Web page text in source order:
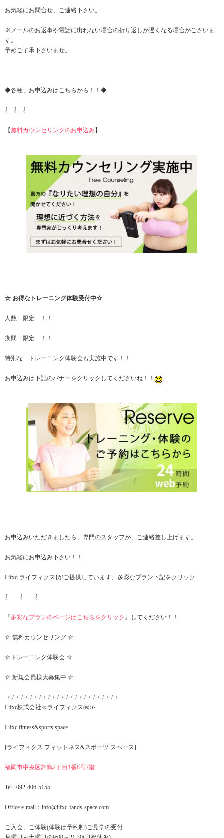
お気軽にお問合せ、ご連絡下さい。
※メールのお返事や電話に出れない場合の折り返しが遅くなる場合がございま
す。
予めご了承下さいませ。
◆各種、お申込みはこちらから！！◆
⇩ ⇩ ⇩
【無料カウンセリングのお申込み】
☆ お得なトレーニング体験受付中☆
人数 限定 ！！
期間 限定 ！！
特別な トレーニング体験会も実施中です！！
お申込みは下記のバナーをクリックしてくださいね！！
お申込みいただきましたら、専門のスタッフが、ご連絡差し上げます。
お気軽にお申込み下さい！！
Lifxc[ライフィクス]がご提供しています、多彩なプラン下記をクリック
⇩ ⇩ ⇩
『多彩なプランのページはこちらをクリック 』してください！！
☆ 無料カウンセリング ☆
☆トレーニング体験会 ☆
☆ 新規会員様大募集中 ☆
_/_/_/_/_/_/_/_/_/_/_/_/_/_/_/_/_/_/_/_/_/_/_/_/_/
Lifxc株式会社≪ライフィクス㈱≫
Lifxc fitness&sports space
[ライフィクス フィットネス&スポーツ スペース]
福岡市中央区舞鶴2丁目1番8号7階
Tel : 092-406-5155
Office e-mail：info@lifxc-fands-space.com
ご入会、ご体験(体験は予約制)ご見学の受付